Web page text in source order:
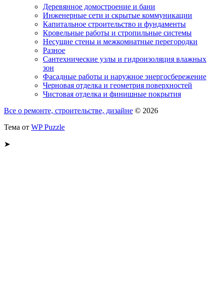
Деревянное домостроение и бани
Инженерные сети и скрытые коммуникации
Капитальное строительство и фундаменты
Кровельные работы и стропильные системы
Несущие стены и межкомнатные перегородки
Разное
Сантехнические узлы и гидроизоляция влажных
зон
Фасадные работы и наружное энергосбережение
Черновая отделка и геометрия поверхностей
Чистовая отделка и финишные покрытия
Все о ремонте, строительстве, дизайне © 2026
Тема от WP Puzzle
➤